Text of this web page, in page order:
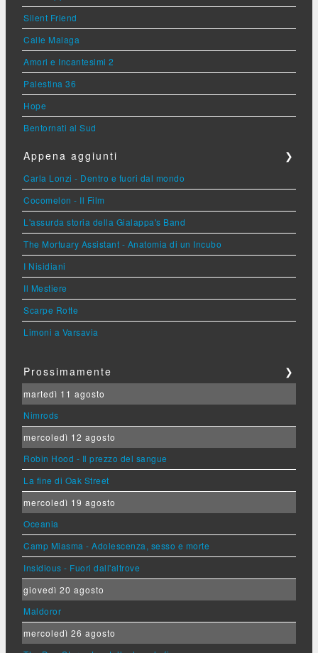
Silent Friend
Calle Malaga
Amori e Incantesimi 2
Palestina 36
Hope
Bentornati al Sud
Appena aggiunti ❯
Carla Lonzi - Dentro e fuori dal mondo
Cocomelon - Il Film
L'assurda storia della Gialappa's Band
The Mortuary Assistant - Anatomia di un Incubo
I Nisidiani
Il Mestiere
Scarpe Rotte
Limoni a Varsavia
Prossimamente ❯
martedì 11 agosto
Nimrods
mercoledì 12 agosto
Robin Hood - Il prezzo del sangue
La fine di Oak Street
mercoledì 19 agosto
Oceania
Camp Miasma - Adolescenza, sesso e morte
Insidious - Fuori dall'altrove
giovedì 20 agosto
Maldoror
mercoledì 26 agosto